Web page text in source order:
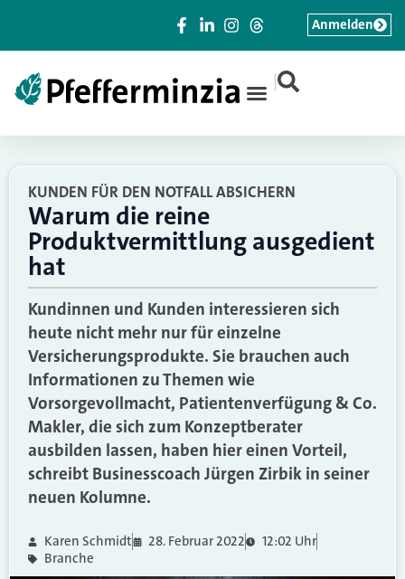
|
Anmelden
KUNDEN FÜR DEN NOTFALL ABSICHERN
Warum die reine
Produktvermittlung ausgedient
hat
Kundinnen und Kunden interessieren sich
heute nicht mehr nur für einzelne
Versicherungsprodukte. Sie brauchen auch
Informationen zu Themen wie
Vorsorgevollmacht, Patientenverfügung & Co.
Makler, die sich zum Konzeptberater
ausbilden lassen, haben hier einen Vorteil,
schreibt Businesscoach Jürgen Zirbik in seiner
neuen Kolumne.
Karen Schmidt 28. Februar 2022
12:02 Uhr
Branche